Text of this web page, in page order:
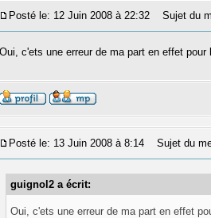
Posté le: 12 Juin 2008 à 22:32 Sujet du
Oui, c'ets une erreur de ma part en effet
Posté le: 13 Juin 2008 à 8:14 Sujet du
guignol2 a écrit:
Oui, c'ets une erreur de ma part en effet